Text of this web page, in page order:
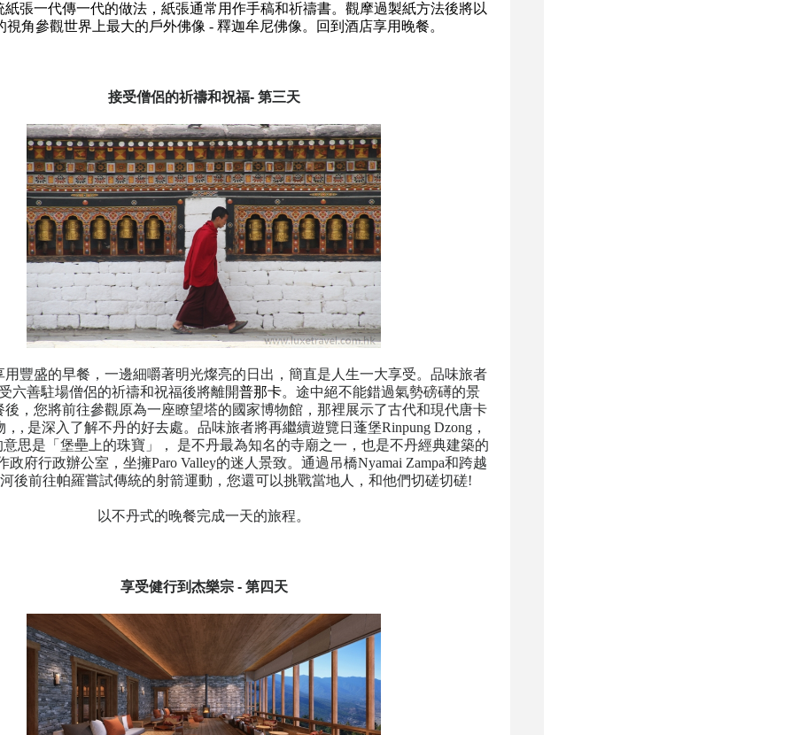
紙張一代傳一代的做法，紙張通常用作手稿和祈禱書。觀摩過製紙方法後將以
視角參觀世界上最大的戶外佛像 - 釋迦牟尼佛像。回到酒店享用晚餐。
接受僧侶的祈禱和祝福- 第三天
用豐盛的早餐，一邊細嚼著明光燦亮的日出，簡直是人生一大享受。品味旅者
六善駐場僧侶的祈禱和祝福後將離開普那卡。途中絕不能錯過氣勢磅礡的景
後，您將前往參觀原為一座瞭望塔的國家博物館，那裡展示了古代和現代唐卡
, 是深入了解不丹的好去處。品味旅者將再繼續遊覽日蓬堡Rinpung Dzong，
思是「堡壘上的珠寶」， 是不丹最為知名的寺廟之一，也是不丹經典建築的
政府行政辦公室，坐擁Paro Valley的迷人景致。通過吊橋Nyamai Zampa和跨越
河後前往帕羅嘗試傳統的射箭運動，您還可以挑戰當地人，和他們切磋切磋!
以不丹式的晚餐完成一天的旅程。
享受健行到杰樂宗- 第四天